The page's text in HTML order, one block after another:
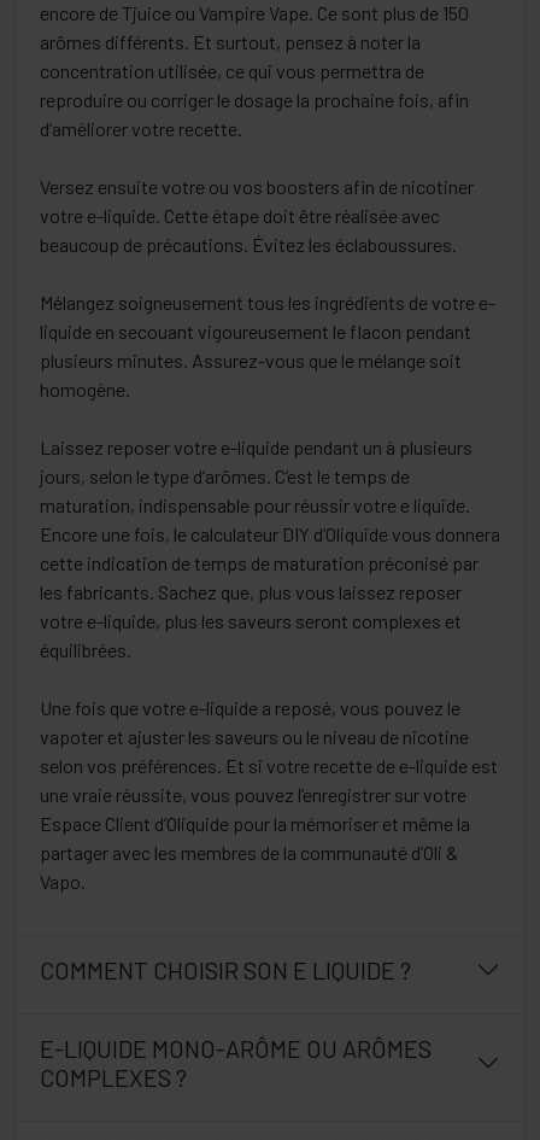
encore de Tjuice ou Vampire Vape. Ce sont plus de 150
arômes différents. Et surtout, pensez à noter la
concentration utilisée, ce qui vous permettra de
reproduire ou corriger le dosage la prochaine fois, afin
d’améliorer votre recette.
Versez ensuite votre ou vos boosters afin de nicotiner
votre e-liquide. Cette étape doit être réalisée avec
beaucoup de précautions. Évitez les éclaboussures.
Mélangez soigneusement tous les ingrédients de votre e-
liquide en secouant vigoureusement le flacon pendant
plusieurs minutes. Assurez-vous que le mélange soit
homogène.
Laissez reposer votre e-liquide pendant un à plusieurs
jours, selon le type d’arômes. C’est le temps de
maturation, indispensable pour réussir votre e liquide.
Encore une fois, le calculateur DIY d’Oliquide vous donnera
cette indication de temps de maturation préconisé par
les fabricants. Sachez que, plus vous laissez reposer
votre e-liquide, plus les saveurs seront complexes et
équilibrées.
Une fois que votre e-liquide a reposé, vous pouvez le
vapoter et ajuster les saveurs ou le niveau de nicotine
selon vos préférences. Et si votre recette de e-liquide est
une vraie réussite, vous pouvez l’enregistrer sur votre
Espace Client d’Oliquide pour la mémoriser et même la
partager avec les membres de la communauté d’Oli &
Vapo.
COMMENT CHOISIR SON E LIQUIDE ?
E-LIQUIDE MONO-ARÔME OU ARÔMES
COMPLEXES ?